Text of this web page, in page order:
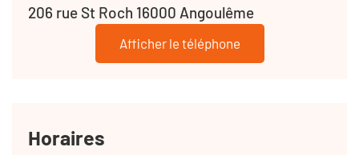
206 rue St Roch 16000 Angoulême
Afficher le téléphone
Horaires